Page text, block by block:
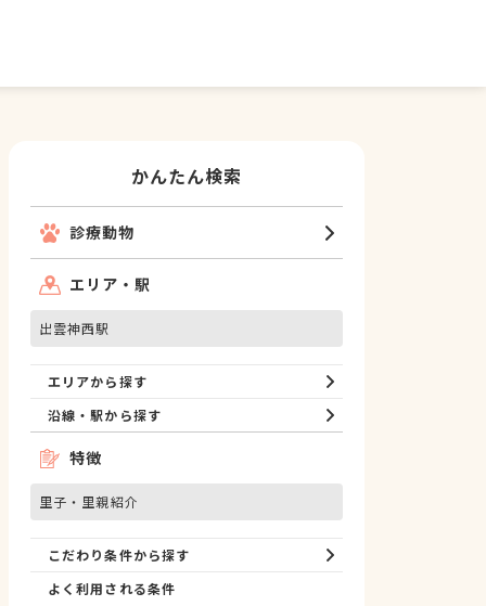
かんたん検索
診療動物
エリア・駅
出雲神西駅
エリアから探す
沿線・駅から探す
特徴
里子・里親紹介
こだわり条件から探す
よく利用される条件